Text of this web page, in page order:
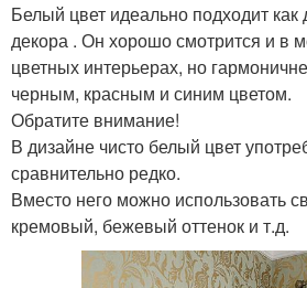
Белый цвет идеально подходит
декора . Он хорошо смотрится и в
цветных интерьерах, но
черным, красным и синим цветом.
Обратите внимание!
В дизайне чисто белый цвет
сравнительно редко.
Вместо него можно использовать
кремовый, бежевый оттенок и т.д.